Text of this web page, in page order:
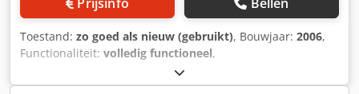
Toestand: zo goed als nieuw (gebruikt), Bouwjaar: 2006,
Functionaliteit: volledig functioneel,
2039691
kg, Hegla grijper Model: LG 30L Draagvermogen: 3000 kg